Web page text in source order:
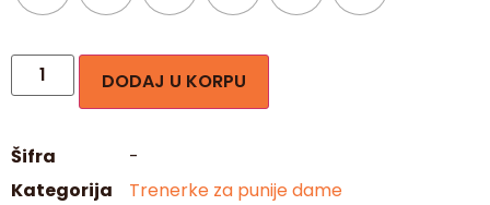
DODAJ U KORPU
Šifra
-
Kategorija
Trenerke za punije dame